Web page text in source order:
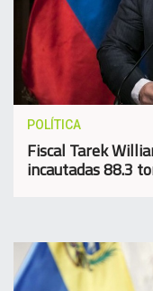
POLÍTICA
Fiscal Tarek
incautadas 88.3